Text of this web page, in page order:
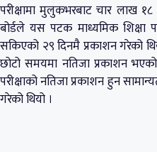
परीक्षामा मुलुकभरबाट चार लाख १८
बोर्डले यस पटक माध्यमिक शिक्षा
सकिएको २९ दिनमै प्रकाशन गरेको
छोटो समयमा नतिजा प्रकाशन
परीक्षाको नतिजा प्रकाशन हुन
गरेको थियो ।